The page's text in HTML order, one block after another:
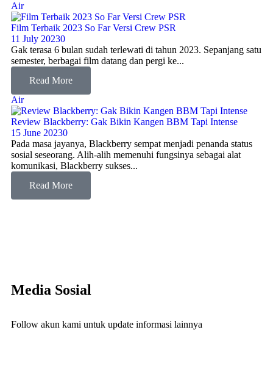
Air
Film Terbaik 2023 So Far Versi Crew PSR
11 July 20230
Gak terasa 6 bulan sudah terlewati di tahun 2023. Sepanjang satu
semester, berbagai film datang dan pergi ke...
Read More
Air
Review Blackberry: Gak Bikin Kangen BBM Tapi Intense
15 June 20230
Pada masa jayanya, Blackberry sempat menjadi penanda status
sosial seseorang. Alih-alih memenuhi fungsinya sebagai alat
komunikasi, Blackberry sukses...
Read More
Media Sosial
Follow akun kami untuk update informasi lainnya